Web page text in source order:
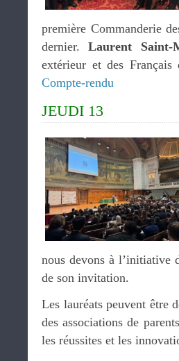
première Commanderie
dernier.Laurent Saint-
extérieur et des Français
Compte-rendu
JEUDI 13
nous devons à l’initiative
de son invitation.
Les lauréats peuvent être
des associations de
les réussites et les